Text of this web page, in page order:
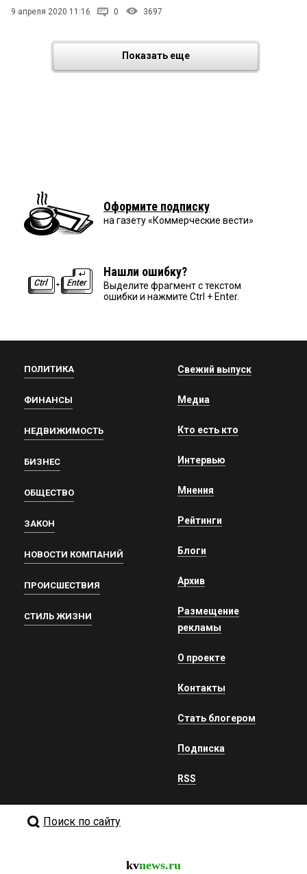
9 апреля 2020 11:16 0 3697
Показать еще
Оформите подписку
на газету «Коммерческие вести»
Нашли ошибку?
Выделите фрагмент с текстом
ошибки и нажмите Ctrl + Enter.
ПОЛИТИКА
ФИНАНСЫ
НЕДВИЖИМОСТЬ
БИЗНЕС
ОБЩЕСТВО
ЗАКОН
НОВОСТИ КОМПАНИЙ
ПРОИСШЕСТВИЯ
СТИЛЬ ЖИЗНИ
Свежий выпуск
Медиа
Кто есть кто
Интервью
Мнения
Рейтинги
Блоги
Архив
Размещение
рекламы
О проекте
Контакты
Стать блогером
Подписка
RSS
Поиск по сайту
kvnews.ru